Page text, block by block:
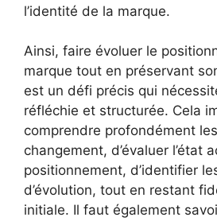
l’identité de la marque.
Ainsi, faire évoluer le
marque tout en préservant
est un défi précis qui
réfléchie et structurée. Cela
comprendre profondément
changement, d’évaluer l’état
positionnement, d’identifier
d’évolution, tout en restant
initiale. Il faut également